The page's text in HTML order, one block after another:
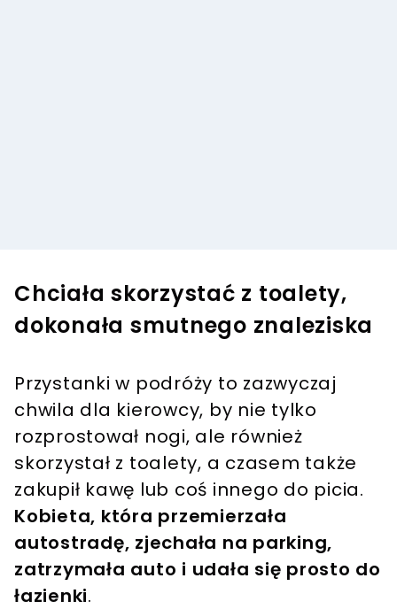
Chciała skorzystać z toalety,
dokonała smutnego znaleziska
Przystanki w podróży to zazwyczaj
chwila dla kierowcy, by nie tylko
rozprostował nogi, ale również
skorzystał z toalety, a czasem także
zakupił kawę lub coś innego do picia.
Kobieta, która przemierzała
autostradę, zjechała na parking,
zatrzymała auto i udała się prosto do
łazienki.